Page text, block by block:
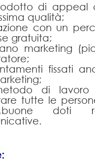
di appeal
qualità;
con un
gratuita;
marketing
fissati
di lavoro
tutte le
doti